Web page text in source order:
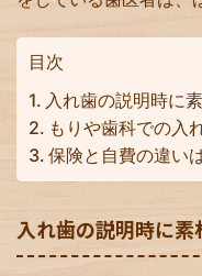
目次
入れ歯の説明時に
もりや歯科での入
保険と自費の違い
入れ歯の説明時に